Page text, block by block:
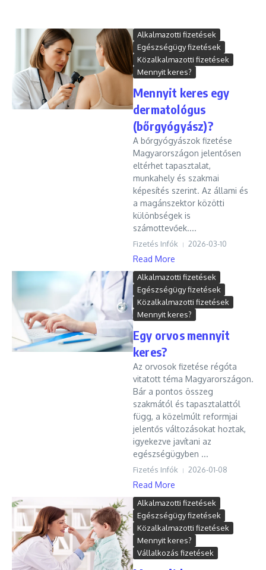
Alkalmazotti fizetések
Egészségügy fizetések
Közalkalmazotti fizetések
Mennyit keres?
Mennyit keres egy
dermatológus
(bőrgyógyász)?
A bőrgyógyászok fizetése
Magyarországon jelentősen
eltérhet tapasztalat,
munkahely és szakmai
képesítés szerint. Az állami és
a magánszektor közötti
különbségek is
számottevőek....
Fizetés Infók 2026-03-10
Read More
Alkalmazotti fizetések
Egészségügy fizetések
Közalkalmazotti fizetések
Mennyit keres?
Egy orvos mennyit
keres?
Az orvosok fizetése régóta
vitatott téma Magyarországon.
Bár a pontos összeg
szakmától és tapasztalattól
függ, a közelmúlt reformjai
jelentős változásokat hoztak,
igyekezve javítani az
egészségügyben ...
Fizetés Infók 2026-01-08
Read More
Alkalmazotti fizetések
Egészségügy fizetések
Közalkalmazotti fizetések
Mennyit keres?
Vállalkozás fizetések